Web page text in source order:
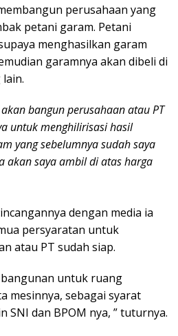
perusahaan yang
petani garam. Petani
menghasilkan garam
garamnya akan dibeli di
akan bangun perusahaan atau PT
untuk menghilirisasi hasil
yang sebelumnya sudah saya
akan saya ambil di atas harga
dengan media ia
persyaratan untuk
atau PT sudah siap.
untuk ruang
mesinnya, sebagai syarat
SNI dan BPOM nya, ” tuturnya.